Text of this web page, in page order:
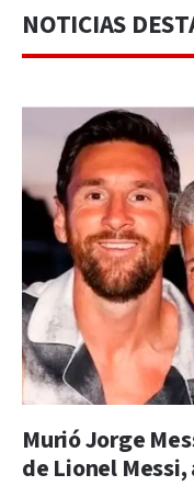
NOTICIAS
Murió Jorge
de Lionel Messi,